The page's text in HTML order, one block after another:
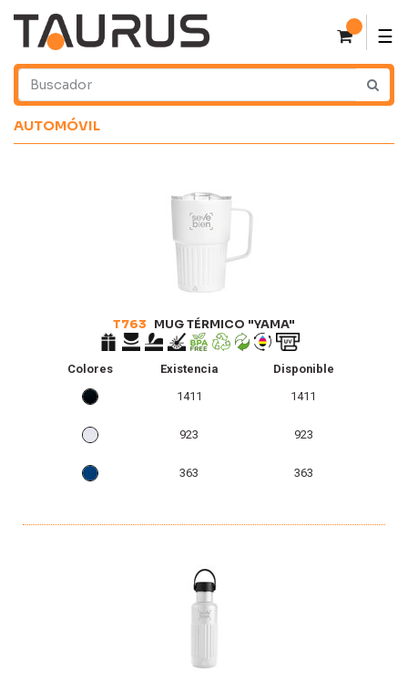
☰
AUTOMÓVIL
T763 MUG TÉRMICO "YAMA"
Colores Existencia
Disponible
1411
1411
923 923
363 363